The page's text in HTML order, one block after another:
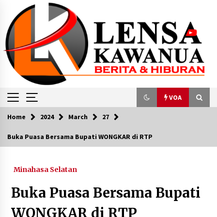
content
VOA
VOA
Energi Bersih
Jokowi Ajak Tiga Capres Makan Siang, Anis dan
Ganjar Serukan Netralitas ASN
Home 2024 March 27
Buka Puasa Bersama Bupati WONGKAR di RTP
Minahasa Selatan
Buka Puasa Bersama Bupati
WONGKAR di RTP